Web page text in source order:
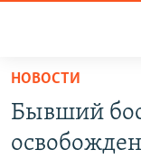
Вернуться
основному
содержанию
ЦЕНТРАЛЬНАЯ
КАЗАХСТАН
НОВОСТИ
НОВОСТИ
Бывший